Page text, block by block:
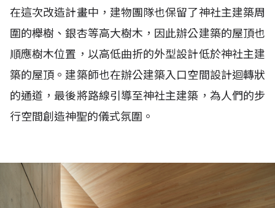
在這次改造計畫中，建物團隊也保留了神社主建築周
圍的櫸樹、銀杏等高大樹木，因此辦公建築的屋頂也
順應樹木位置，以高低曲折的外型設計低於神社主建
築的屋頂。建築師也在辦公建築入口空間設計迴轉狀
的通道，最後將路線引導至神社主建築，為人們的步
行空間創造神聖的儀式氛圍。